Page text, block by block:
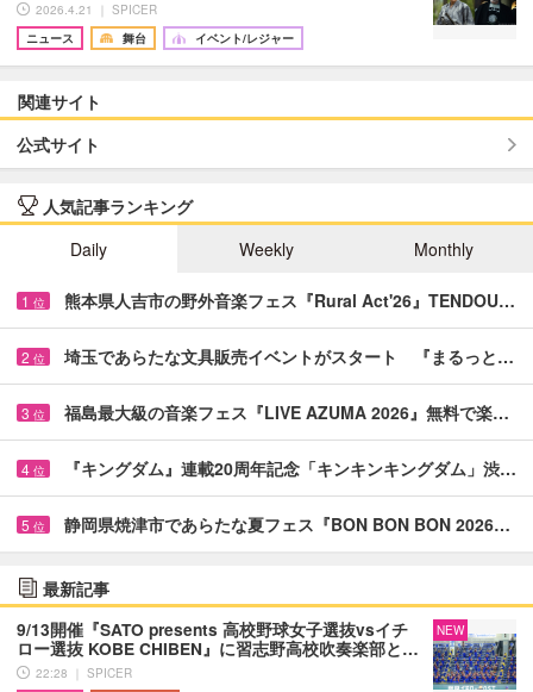
2026.4.21 ｜ SPICER
ニュース
舞台 イベント/レジャー
関連サイト
公式サイト
人気記事ランキング
Daily
Weekly Monthly
1 位 熊本県人吉市の野外音楽フェス『Rural Act'26』TENDOU…
2 位 埼玉であらたな文具販売イベントがスタート 『まるっと…
3 位 福島最大級の音楽フェス『LIVE AZUMA 2026』無料で楽…
4 位 『キングダム』連載20周年記念「キンキンキングダム」渋…
5 位 静岡県焼津市であらたな夏フェス『BON BON BON 2026…
最新記事
9/13開催『SATO presents 高校野球女子選抜vsイチ
ロー選抜 KOBE CHIBEN』に習志野高校吹奏楽部と…
22:28 ｜ SPICER
NEW